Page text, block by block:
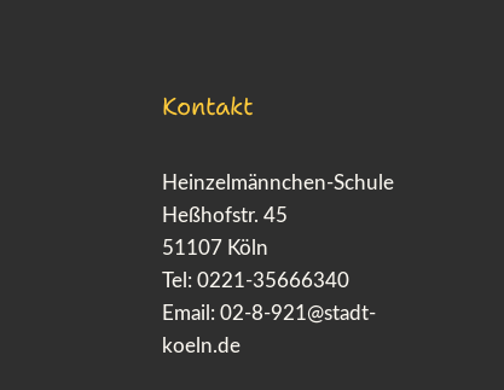
Kontakt
Heinzelmännchen-Schule
Heßhofstr. 45
51107 Köln
Tel: 0221-35666340
Email:02-8-921@stadt-
koeln.de